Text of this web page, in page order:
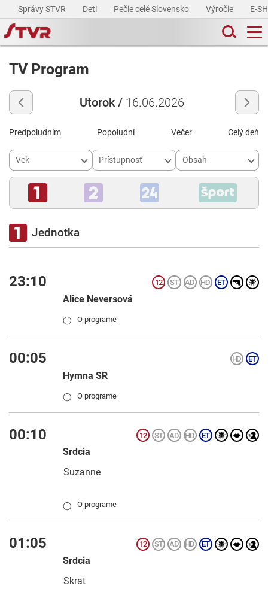
Správy STVR Deti Pečie celé Slovensko Výročie E-
TV Program
Utorok / 16.06.2026
Predpoludním Popoludní Večer Celý deň
Vek Prístupnosť Obsah
Jednotka
23:10
Alice Neversová
◯ O programe
00:05
Hymna SR
◯ O programe
00:10
Srdcia
Suzanne
◯ O programe
01:05
Srdcia
Skrat